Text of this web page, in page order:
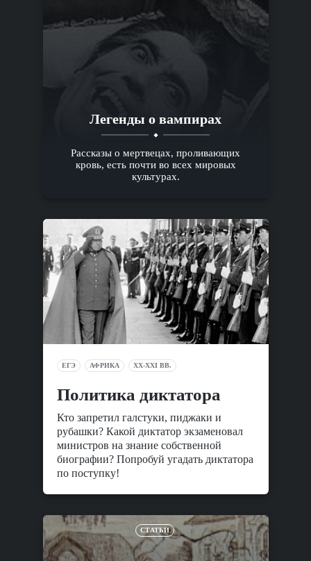
Легенды о вампирах
Рассказы о мертвецах, проливающих
кровь, есть почти во всех мировых
культурах.
ЕГЭ АФРИКА XX-XXI ВВ.
Политика диктатора
Кто запретил галстуки, пиджаки и
рубашки? Какой диктатор экзаменовал
министров на знание собственной
биографии? Попробуй угадать диктатора
по поступку!
СТАТЬИ